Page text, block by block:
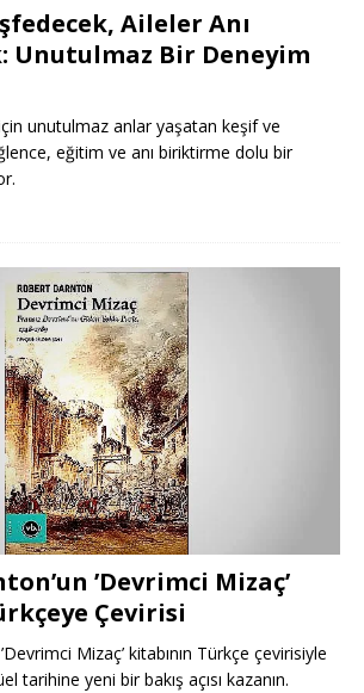
Aileler Anı
Unutulmaz Bir Deneyim
unutulmaz anlar yaşatan keşif ve
eğitim ve anı biriktirme dolu bir
’Devrimci Mizaç’
Çevirisi
Mizaç’ kitabının Türkçe çevirisiyle
tarihine yeni bir bakış açısı kazanın.